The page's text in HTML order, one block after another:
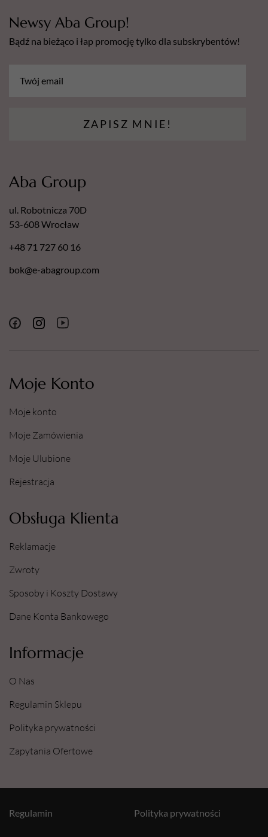
Newsy Aba Group!
Bądź na bieżąco i łap promocję tylko dla subskrybentów!
ZAPISZ MNIE!
Moje Konto
Moje konto
Moje Zamówienia
Moje Ulubione
Rejestracja
Obsługa Klienta
Reklamacje
Zwroty
Sposoby i Koszty Dostawy
Dane Konta Bankowego
Informacje
O Nas
Regulamin Sklepu
Polityka prywatności
Zapytania Ofertowe
Aba Group
ul. Robotnicza 70D
53-608 Wrocław
+48 71 727 60 16
bok@e-abagroup.com
Polityka prywatności
Regulamin